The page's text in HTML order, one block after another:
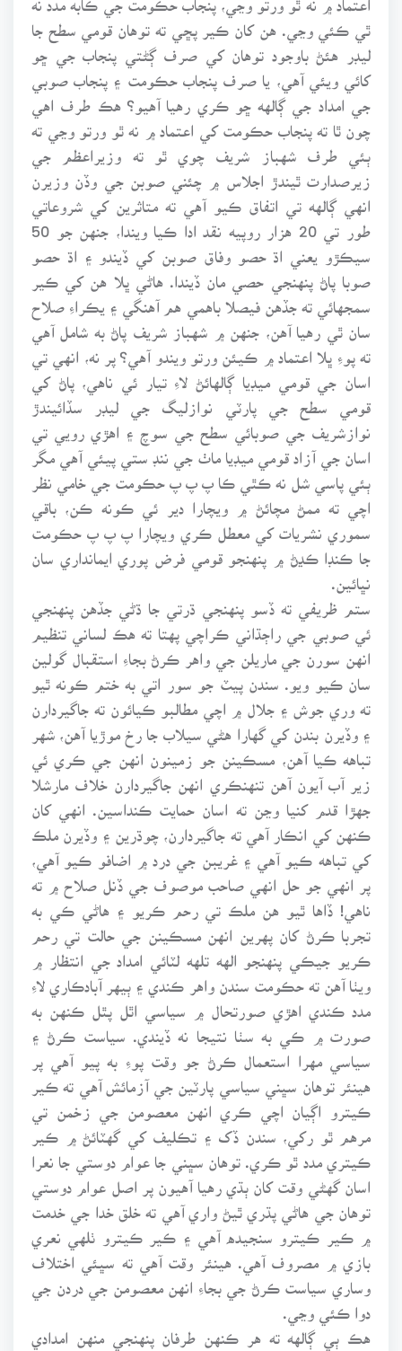
ٿي ڪئي وڃي. هن کان ڪير پڇي ته توهان قومي سطح جا
ليڊر هئڻ باوجود توهان کي صرف ڳڻتي پنجاب جي ڇو
کائي ويئي آهي، يا صرف پنجاب حڪومت ۽ پنجاب صوبي
جي امداد جي ڳالهه ڇو ڪري رهيا آهيو؟ هڪ طرف اهي
چون ٿا ته پنجاب حڪومت کي اعتماد ۾ نه ٿو ورتو وڃي ته
ٻئي طرف شهباز شريف چوي ٿو ته وزيراعظم جي
زيرصدارت ٿيندڙ اجلاس ۾ چئني صوبن جي وڏن وزيرن
انهي ڳالهه تي اتفاق ڪيو آهي ته متاثرين کي شروعاتي
طور تي 20 هزار روپيه نقد ادا ڪيا ويندا، جنهن جو 50
سيڪڙو يعني اڌ حصو وفاق صوبن کي ڏيندو ۽ اڌ حصو
صوبا پاڻ پنهنجي حصي مان ڏيندا. هاڻي ڀلا هن کي ڪير
سمجهائي ته جڏهن فيصلا باهمي هم آهنگي ۽ يڪراءِ صلاح
سان ٿي رهيا آهن، جنهن ۾ شهباز شريف پاڻ به شامل آهي
ته پوءِ ڀلا اعتماد ۾ ڪيئن ورتو ويندو آهي؟ پر نه، انهي تي
اسان جي قومي ميڊيا ڳالهائڻ لاءِ تيار ئي ناهي، پاڻ کي
قومي سطح جي پارٽي نوازليگ جي ليڊر سڏائيندڙ
نوازشريف جي صوبائي سطح جي سوچ ۽ اهڙي رويي تي
اسان جي آزاد قومي ميڊيا ماٺ جي ننڊ ستي پيئي آهي مگر
ٻئي پاسي شل نه ڪٿي ڪا پ پ پ حڪومت جي خامي نظر
اچي ته ممڻ مچائڻ ۾ ويچارا دير ئي ڪونه ڪن، باقي
سموري نشريات کي معطل ڪري ويچارا پ پ پ حڪومت
جا ڪنڊا ڪڍڻ ۾ پنهنجو قومي فرض پوري ايمانداري سان
نڀائين.
ستم ظريفي ته ڏسو پنهنجي ڌرتي جا ڌڻي جڏهن پنهنجي
ئي صوبي جي راڄڌاني ڪراچي پهتا ته هڪ لساني تنظيم
انهن سورن جي ماريلن جي واهر ڪرڻ بجاءِ استقبال گولين
سان ڪيو ويو. سندن پيٽ جو سور اتي به ختم ڪونه ٿيو
ته وري جوش ۽ جلال ۾ اچي مطالبو ڪيائون ته جاگيردارن
۽ وڏيرن بندن کي گهارا هڻي سيلاب جا رخ موڙيا آهن، شهر
تباهه ڪيا آهن، مسڪينن جو زمينون انهن جي ڪري ئي
زير آب آيون آهن تنهنڪري انهن جاگيردارن خلاف مارشلا
جهڙا قدم کنيا وڃن ته اسان حمايت ڪنداسين. انهي کان
ڪنهن کي انڪار آهي ته جاگيردارن، چوڌرين ۽ وڏيرن ملڪ
کي تباهه ڪيو آهي ۽ غريبن جي درد ۾ اضافو ڪيو آهي،
پر انهي جو حل انهي صاحب موصوف جي ڏنل صلاح ۾ ته
ناهي! ڏاها ٿيو هن ملڪ تي رحم ڪريو ۽ هاڻي ڪي به
تجربا ڪرڻ کان پهرين انهن مسڪينن جي حالت تي رحم
ڪريو جيڪي پنهنجو الهه تلهه لٽائي امداد جي انتظار ۾
ويٺا آهن ته حڪومت سندن واهر ڪندي ۽ ٻيهر آبادڪاري لاءِ
مدد ڪندي اهڙي صورتحال ۾ سياسي اٿل پٿل ڪنهن به
صورت ۾ ڪي به سٺا نتيجا نه ڏيندي. سياست ڪرڻ ۽
سياسي مهرا استعمال ڪرڻ جو وقت پوءِ به پيو آهي پر
هينئر توهان سڀني سياسي پارٽين جي آزمائش آهي ته ڪير
ڪيترو اڳيان اچي ڪري انهن معصومن جي زخمن تي
مرهم ٿو رکي، سندن ڏک ۽ تڪليف کي گهٽائڻ ۾ ڪير
ڪيتري مدد ٿو ڪري. توهان سڀني جا عوام دوستي جا نعرا
اسان گهڻي وقت کان ٻڌي رهيا آهيون پر اصل عوام دوستي
توهان جي هاڻي پڌري ٿيڻ واري آهي ته خلق خدا جي خدمت
۾ ڪير ڪيترو سنجيده آهي ۽ ڪير ڪيترو ٺلهي نعري
بازي ۾ مصروف آهي. هينئر وقت آهي ته سڀئي اختلاف
وساري سياست ڪرڻ جي بجاءِ انهن معصومن جي دردن جي
دوا ڪئي وڃي.
هڪ ٻي ڳالهه ته هر ڪنهن طرفان پنهنجي منهن امدادي